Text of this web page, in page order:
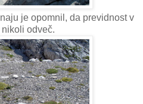
je opomnil, da previdnost v
odveč.